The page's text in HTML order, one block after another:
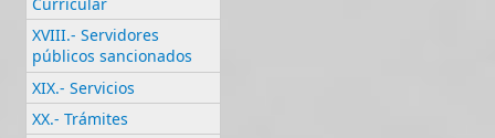
XVIII.- Servidores
públicos sancionados
XIX.- Servicios
XX.- Trámites